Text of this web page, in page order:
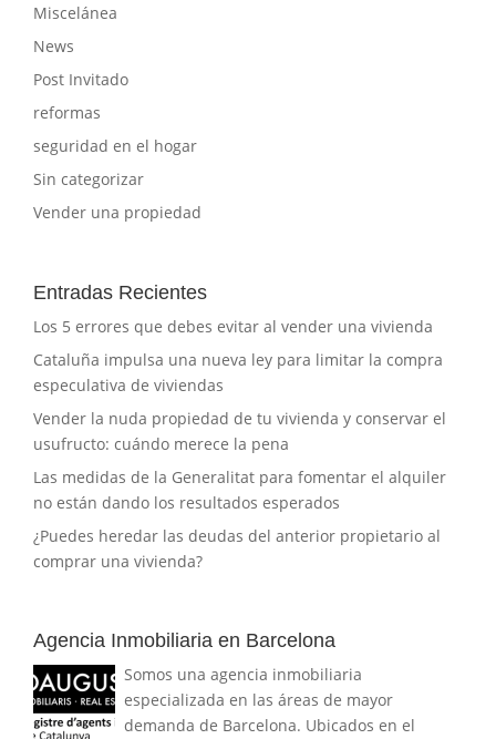
Miscelánea
News
Post Invitado
reformas
seguridad en el hogar
Sin categorizar
Vender una propiedad
Entradas Recientes
Los 5 errores que debes evitar al vender una vivienda
Cataluña impulsa una nueva ley para limitar la compra
especulativa de viviendas
Vender la nuda propiedad de tu vivienda y conservar el
usufructo: cuándo merece la pena
Las medidas de la Generalitat para fomentar el alquiler
no están dando los resultados esperados
¿Puedes heredar las deudas del anterior propietario al
comprar una vivienda?
Agencia Inmobiliaria en Barcelona
Somos una agencia inmobiliaria
especializada en las áreas de mayor
demanda de Barcelona. Ubicados en el